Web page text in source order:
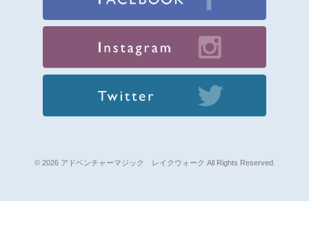
© 2026 アドベンチャーマジック レイクウォーク All Rights Reserved.